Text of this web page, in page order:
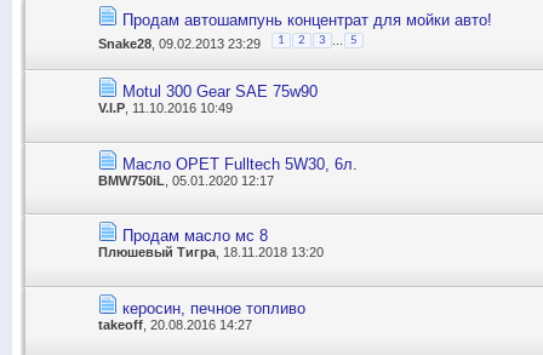
Продам автошампунь концентрат для мойки авто!
Snake28 , 09.02.2013 23:29 1 2 3 5
Motul 300 Gear SAE 75w90
V.I.P, 11.10.2016 10:49
Масло OPET Fulltech 5W30, 6л.
BMW750iL , 05.01.2020 12:17
Продам масло мс 8
Плюшевый Тигра , 18.11.2018 13:20
керосин, печное топливо
takeoff , 20.08.2016 14:27